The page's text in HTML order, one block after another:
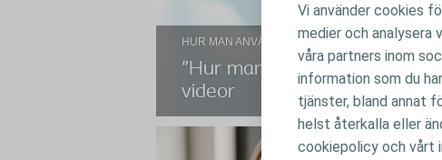
Vi använder cookies
medier och analysera
våra partners inom
information som du
tjänster, bland annat
helst återkalla eller
cookiepolicy och vårt
För dig som
använder
tappningskateter
HUR MAN ANVÄNDER OLIKA PRODUKTER
”Hur man använder”-
videor